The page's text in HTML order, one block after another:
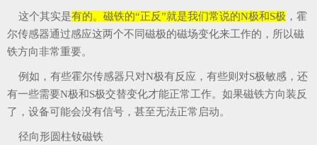
这个其实是有的。磁铁的“正反”就是我们常说的N极和S极 ，霍
尔传感器通过感应这两个不同磁极的磁场变化来工作的，所以磁
铁方向非常重要。
例如，有些霍尔传感器只对N极有反应，有些则对S极敏感，还
有一些需要N极和S极交替变化才能正常工作。如果磁铁方向装反
了，设备可能会没有信号，甚至无法正常启动。
径向形圆柱钕磁铁